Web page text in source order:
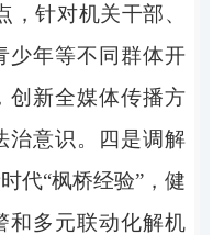
，针对机关干部、
少年等不同群体开
创新全媒体传播方
意识。 四是调解
代“枫桥经验”，健
和多元联动化解机